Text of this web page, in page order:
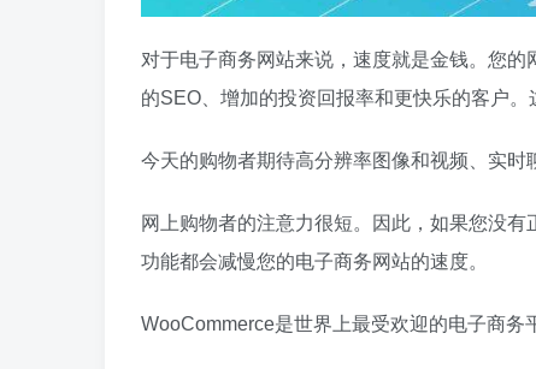
对于电子商务网站来说，速度就是金钱。您
的SEO、增加的投资回报率和更快乐的客户。
今天的购物者期待高分辨率图像和视频、实时
网上购物者的注意力很短。因此，如果您没
功能都会减慢您的电子商务网站的速度。
WooCommerce是世界上最受欢迎的电子商务